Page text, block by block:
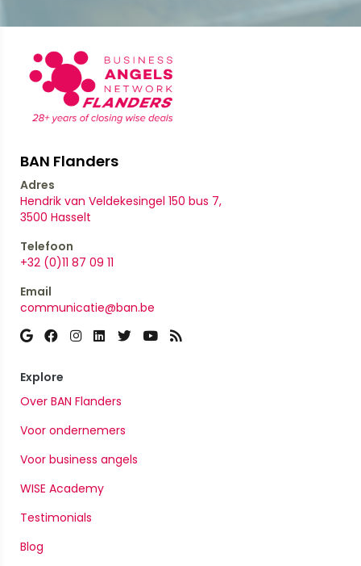
BAN Flanders
Adres
Hendrik van Veldekesingel 150 bus 7,
​​​​​​​3500 Hasselt
Telefoon
+32 (0)11 87 09 11
Email
communicatie@ban.be
Explore
Over BAN Flanders
Voor ondernemers
Voor business angels
WISE Academy
Testimonials
Blog